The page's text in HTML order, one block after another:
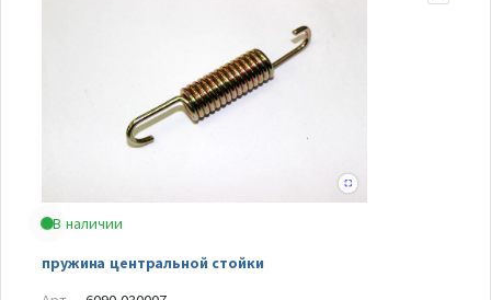
В наличии
пружина центральной стойки